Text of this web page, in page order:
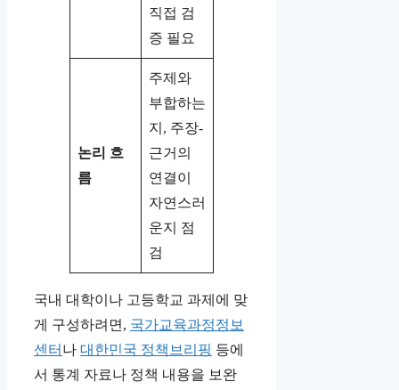
직접 검
증 필요
논리 흐
름
주제와
부합하는
지, 주장-
근거의
연결이
자연스러
운지 점
검
국내 대학이나 고등학교 과제에 맞
게 구성하려면, 국가교육과정정보
센터 나 대한민국 정책브리핑 등에
서 통계 자료나 정책 내용을 보완